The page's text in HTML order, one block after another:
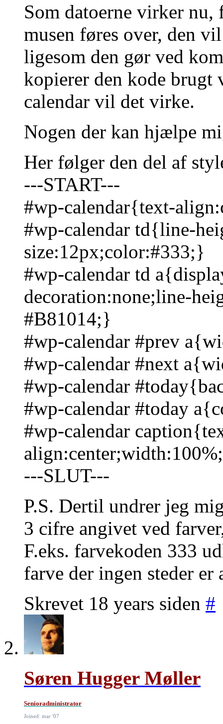
Som datoerne virker nu,
musen føres over, den
ligesom den gør ved
kopierer den kode brugt
calendar vil det virke.
Nogen der kan hjælpe
Her følger den del af
---START---
#wp-calendar{text-
#wp-calendar td{line-
size:12px;color:#333;}
#wp-calendar td
decoration:none;line-
#B81014;}
#wp-calendar #prev
#wp-calendar #next
#wp-calendar
#wp-calendar #today
#wp-calendar
---SLUT---
P.S. Dertil undrer jeg
3 cifre angivet ved
F.eks. farvekoden 333
farve der ingen steder er
Skrevet 18 years siden #
Søren Hugger Møller
Senioradministrator
Joined: mar '07